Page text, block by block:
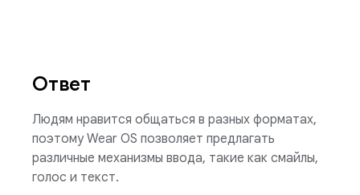
Ответ
Людям нравится общаться в разных форматах,
поэтому Wear OS позволяет предлагать
различные механизмы ввода, такие как смайлы,
голос и текст.